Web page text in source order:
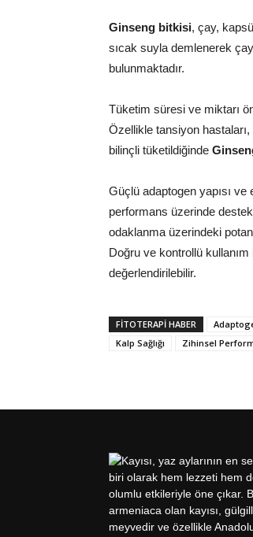
Ginseng bitkisi, çay,
sıcak suyla demlenerek
bulunmaktadır.
Tüketim süresi ve miktarı
Özellikle tansiyon
bilinçli tüketildiğinde
Güçlü adaptogen yapısı
performans üzerinde
odaklanma üzerindeki
Doğru ve kontrollü kullanım
değerlendirilebilir.
FITOTERAPI HABER
Kalp Sağlığı
Zihinsel